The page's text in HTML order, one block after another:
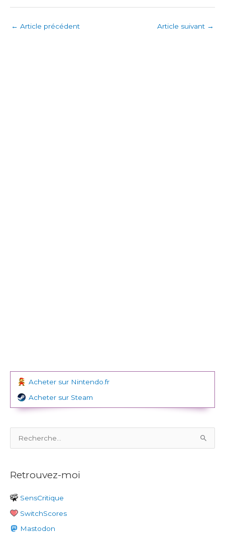
← Article précédent Article suivant →
Acheter sur Nintendo.fr
Acheter sur Steam
e
h
r
c
h
Retrouvez-moi
SensCritique
SwitchScores
Mastodon